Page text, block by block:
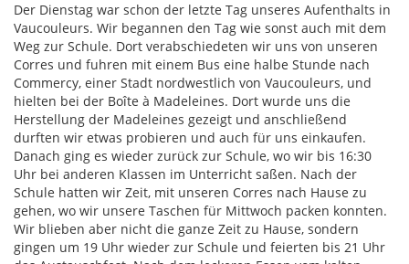
Der Dienstag war schon der letzte Tag unseres Aufenthalts in
Vaucouleurs. Wir begannen den Tag wie sonst auch mit dem
Weg zur Schule. Dort verabschiedeten wir uns von unseren
Corres und fuhren mit einem Bus eine halbe Stunde nach
Commercy, einer Stadt nordwestlich von Vaucouleurs, und
hielten bei der Boîte à Madeleines. Dort wurde uns die
Herstellung der Madeleines gezeigt und anschließend
durften wir etwas probieren und auch für uns einkaufen.
Danach ging es wieder zurück zur Schule, wo wir bis 16:30
Uhr bei anderen Klassen im Unterricht saßen. Nach der
Schule hatten wir Zeit, mit unseren Corres nach Hause zu
gehen, wo wir unsere Taschen für Mittwoch packen konnten.
Wir blieben aber nicht die ganze Zeit zu Hause, sondern
gingen um 19 Uhr wieder zur Schule und feierten bis 21 Uhr